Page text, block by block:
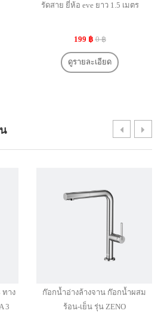
รัดสาย ยี่ห้อ eve ยาว 1.5 เมตร
199 ฿ 0 ฿
ดูรายละเอียด
ทาง
3
ก๊อกน้ำอ่างล้างจาน ก๊อกน้ำผสม
ร้อน-เย็น รุ่น ZENO